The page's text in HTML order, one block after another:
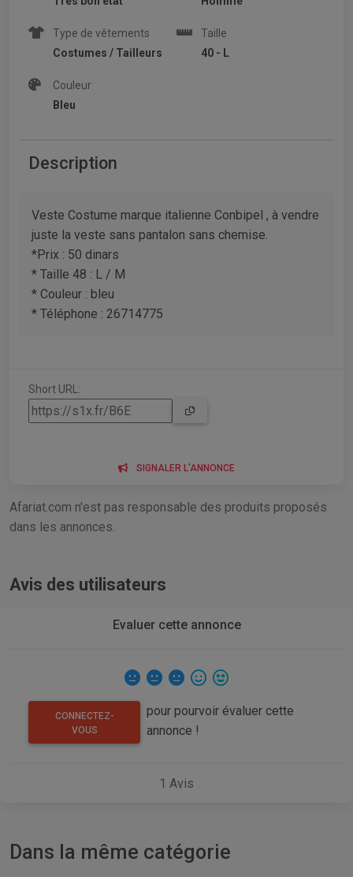
Type de vêtements
Costumes / Tailleurs
Taille
40 - L
Couleur
Bleu
Description
Veste Costume marque italienne Conbipel , à vendre
juste la veste sans pantalon sans chemise.
*Prix : 50 dinars
* Taille 48 : L / M
* Couleur : bleu
* Téléphone : 26714775
Short URL:
SIGNALER L'ANNONCE
Afariat.com n'est pas responsable des produits proposés
dans les annonces.
Avis des utilisateurs
Evaluer cette annonce
CONNECTEZ-
VOUS
pour pourvoir évaluer cette
annonce !
1 Avis
Dans la même catégorie